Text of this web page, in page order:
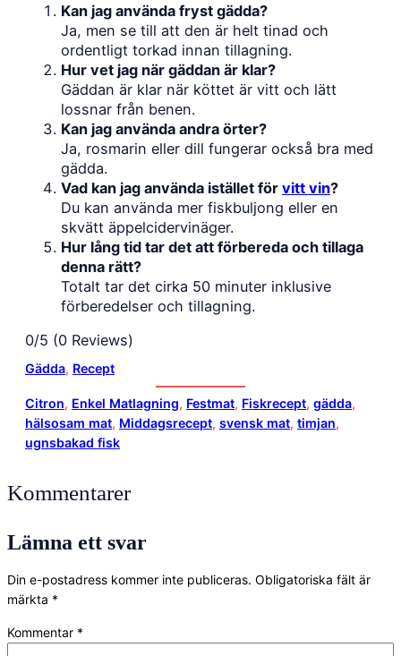
Kan jag använda fryst gädda?
Ja, men se till att den är helt tinad och
ordentligt torkad innan tillagning.
Hur vet jag när gäddan är klar?
Gäddan är klar när köttet är vitt och lätt
lossnar från benen.
Kan jag använda andra örter?
Ja, rosmarin eller dill fungerar också bra med
gädda.
Vad kan jag använda istället för vitt vin?
Du kan använda mer fiskbuljong eller en
skvätt äppelcidervinäger.
Hur lång tid tar det att förbereda och tillaga
denna rätt?
Totalt tar det cirka 50 minuter inklusive
förberedelser och tillagning.
0/5 (0 Reviews)
Gädda, Recept
Citron, Enkel Matlagning, Festmat, Fiskrecept, gädda
hälsosam mat, Middagsrecept, svensk mat, timjan
ugnsbakad fisk
Kommentarer
Lämna ett svar
Din e-postadress kommer inte publiceras. Obligatoriska fält är
märkta *
Kommentar *